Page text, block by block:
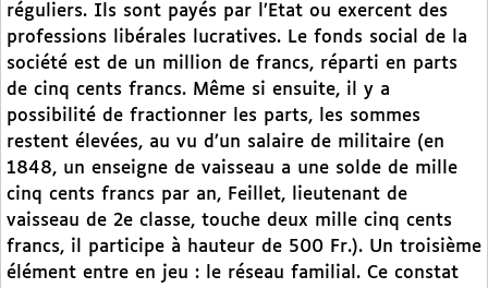
réguliers. Ils sont payés par l’Etat ou exercent des
professions libérales lucratives. Le fonds social de la
société est de un million de francs, réparti en parts
de cinq cents francs. Même si ensuite, il y a
possibilité de fractionner les parts, les sommes
restent élevées, au vu d’un salaire de militaire (en
1848, un enseigne de vaisseau a une solde de mille
cinq cents francs par an, Feillet, lieutenant de
vaisseau de 2e classe, touche deux mille cinq cents
francs, il participe à hauteur de 500 Fr.). Un troisième
élément entre en jeu : le réseau familial. Ce constat